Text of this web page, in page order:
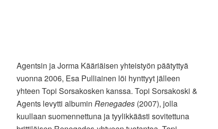
Agentsin ja Jorma Kääriäisen yhteistyön päätyttyä
vuonna 2006, Esa Pulliainen löi hynttyyt jälleen
yhteen Topi Sorsakosken kanssa. Topi Sorsakoski &
Agents levytti albuminRenegades (2007), jolla
kuullaan suomennettuna ja tyylikkäästi sovitettuna